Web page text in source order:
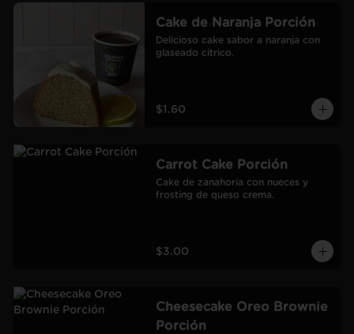
Cake de Naranja Porción
Delicioso cake sabor a naranja con
glaseado cítrico.
$1.60
Carrot Cake Porción
Cake de zanahoria con nueces y
frosting de queso crema.
$3.00
Cheesecake Oreo Brownie
Porción